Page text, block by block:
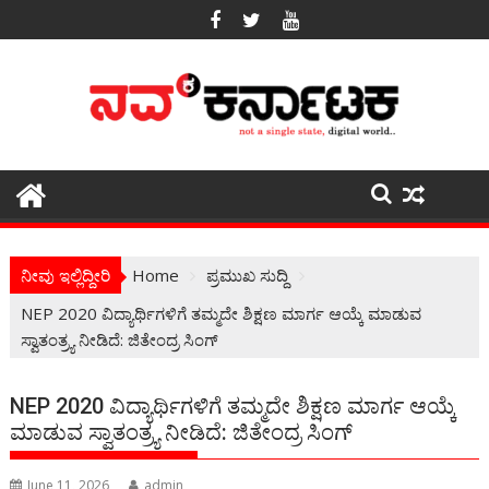
to
ನೀವು ಇಲ್ಲಿದ್ದೀರಿ Home
ಪ್ರಮುಖ ಸುದ್ದಿ
NEP 2020 ವಿದ್ಯಾರ್ಥಿಗಳಿಗೆ ತಮ್ಮದೇ ಶಿಕ್ಷಣ ಮಾರ್ಗ ಆಯ್ಕೆ ಮಾಡುವ
ಸ್ವಾತಂತ್ರ್ಯ ನೀಡಿದೆ: ಜಿತೇಂದ್ರ ಸಿಂಗ್
NEP 2020 ವಿದ್ಯಾರ್ಥಿಗಳಿಗೆ ತಮ್ಮದೇ ಶಿಕ್ಷಣ ಮಾರ್ಗ ಆಯ್ಕೆ
ಮಾಡುವ ಸ್ವಾತಂತ್ರ್ಯ ನೀಡಿದೆ: ಜಿತೇಂದ್ರ ಸಿಂಗ್
June 11, 2026 admin